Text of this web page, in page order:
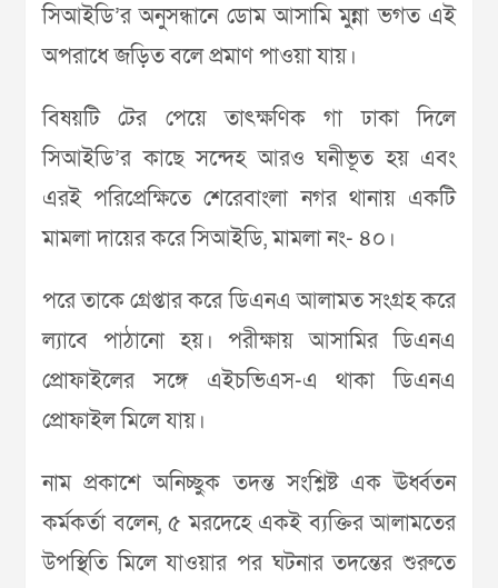
সিআইডি’র অনুসন্ধানে ডোম আসামি মুন্না ভগত এই
অপরাধে জড়িত বলে প্রমাণ পাওয়া যায়।
বিষয়টি টের পেয়ে তাৎক্ষণিক গা ঢাকা দিলে
সিআইডি’র কাছে সন্দেহ আরও ঘনীভূত হয় এবং
এরই পরিপ্রেক্ষিতে শেরেবাংলা নগর থানায় একটি
মামলা দায়ের করে সিআইডি, মামলা নং- ৪০।
পরে তাকে গ্রেপ্তার করে ডিএনএ আলামত সংগ্রহ করে
ল্যাবে পাঠানো হয়। পরীক্ষায় আসামির ডিএনএ
প্রোফাইলের সঙ্গে এইচভিএস-এ থাকা ডিএনএ
প্রোফাইল মিলে যায়।
নাম প্রকাশে অনিচ্ছুক তদন্ত সংশ্লিষ্ট এক ঊর্ধ্বতন
কর্মকর্তা বলেন, ৫ মরদেহে একই ব্যক্তির আলামতের
উপস্থিতি মিলে যাওয়ার পর ঘটনার তদন্তের শুরুতে